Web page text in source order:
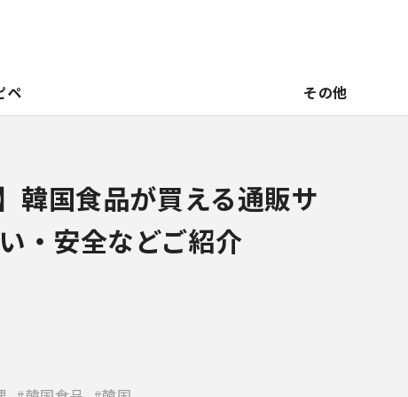
ペ その他
韓国食品が買える通販サ
・安全などご紹介